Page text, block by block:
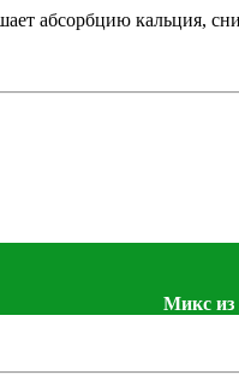
абсорбцию кальция,
Микс из